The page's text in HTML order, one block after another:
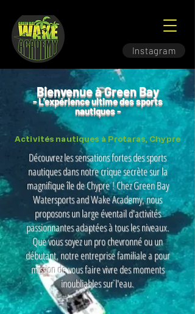
Instagram
Bienvenue à Green Bay
- L'expérience ultime des sports
nautiques -
Activités nautiques à Protaras, Chypre
Découvrez les sensations fortes des sports
nautiques dans notre crique secrète sur la
magnifique île de Chypre ! Chez Green Bay
Watersports and Wake Academy, nous
proposons un large éventail d'activités
passionnantes adaptées à tous les niveaux.
Que vous soyez un pro chevronné ou un
débutant, notre entreprise familiale a pour
mission de vous faire vivre des moments
inoubliables sur l'eau.